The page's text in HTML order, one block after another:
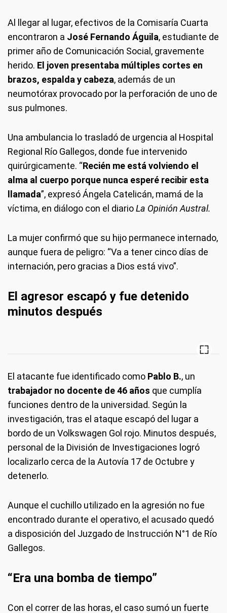
Al llegar al lugar, efectivos de la Comisaría Cuarta
encontraron a José Fernando Águila, estudiante de
primer año de Comunicación Social, gravemente
herido. El joven presentaba múltiples cortes en
brazos, espalda y cabeza, además de un
neumotórax provocado por la perforación de uno de
sus pulmones.
Una ambulancia lo trasladó de urgencia al Hospital
Regional Río Gallegos, donde fue intervenido
quirúrgicamente. “Recién me está volviendo el
alma al cuerpo porque nunca esperé recibir esta
llamada”, expresó Ángela Catelicán, mamá de la
víctima, en diálogo con el diarioLa Opinión Austral.
La mujer confirmó que su hijo permanece internado,
aunque fuera de peligro: “Va a tener cinco días de
internación, pero gracias a Dios está vivo”.
El agresor escapó y fue detenido
minutos después
El atacante fue identificado como Pablo B., un
trabajador no docente de 46 años que cumplía
funciones dentro de la universidad. Según la
investigación, tras el ataque escapó del lugar a
bordo de un Volkswagen Gol rojo. Minutos después,
personal de la División de Investigaciones logró
localizarlo cerca de la Autovía 17 de Octubre y
detenerlo.
Aunque el cuchillo utilizado en la agresión no fue
encontrado durante el operativo, el acusado quedó
a disposición del Juzgado de Instrucción N°1 de Río
Gallegos.
“Era una bomba de tiempo”
Con el correr de las horas, el caso sumó un fuerte